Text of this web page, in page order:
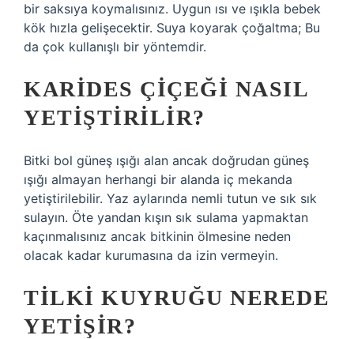
bir saksıya koymalısınız. Uygun ısı ve ışıkla bebek
kök hızla gelişecektir. Suya koyarak çoğaltma; Bu
da çok kullanışlı bir yöntemdir.
KARIDES ÇIÇEĞI NASIL
YETIŞTIRILIR?
Bitki bol güneş ışığı alan ancak doğrudan güneş
ışığı almayan herhangi bir alanda iç mekanda
yetiştirilebilir. Yaz aylarında nemli tutun ve sık sık
sulayın. Öte yandan kışın sık sulama yapmaktan
kaçınmalısınız ancak bitkinin ölmesine neden
olacak kadar kurumasına da izin vermeyin.
TILKI KUYRUĞU NEREDE
YETIŞIR?